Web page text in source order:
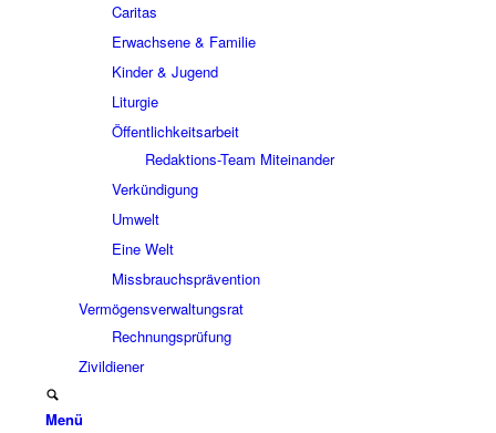
Caritas
Erwachsene & Familie
Kinder & Jugend
Liturgie
Öffentlichkeitsarbeit
Redaktions-Team Miteinander
Verkündigung
Umwelt
Eine Welt
Missbrauchsprävention
Vermögensverwaltungsrat
Rechnungsprüfung
Zivildiener
Menü